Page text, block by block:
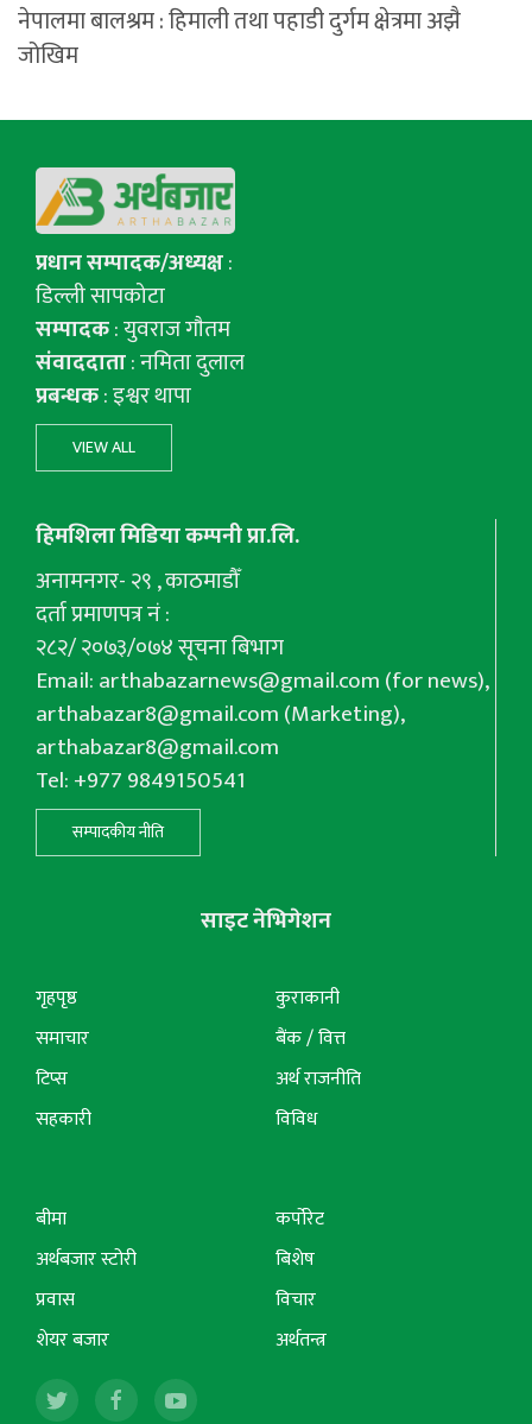
नेपालमा बालश्रम : हिमाली तथा पहाडी दुर्गम क्षेत्रमा अझै
जोखिम
प्रधान सम्पादक/अध्यक्ष:
डिल्ली सापकोटा
सम्पादक: युवराज गाैतम
संवाददाता: नमिता दुलाल
प्रबन्धक: इश्वर थापा
VIEW ALL
हिमशिला मिडिया कम्पनी प्रा.लि.
अनामनगर- २९ , काठमाडौँ
दर्ता प्रमाणपत्र नं :
२८२/ २०७३/०७४ सूचना बिभाग
Email:arthabazarnews@gmail.com(for news),
arthabazar8@gmail.com(Marketing),
arthabazar8@gmail.com
Tel: +977 9849150541
सम्पादकीय नीति
साइट नेभिगेशन
गृहपृष्ठ
समाचार
टिप्स
सहकारी
कुराकानी
बैंक / वित्त
अर्थ राजनीति
विविध
बीमा
अर्थबजार स्टोरी
प्रवास
शेयर बजार
कर्पोरेट
बिशेष
विचार
अर्थतन्त्र